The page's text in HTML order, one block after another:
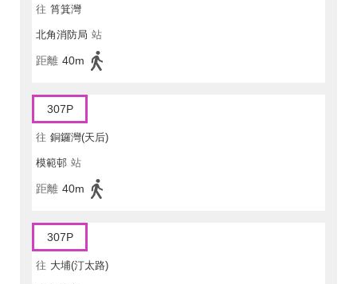
往 筲箕灣
北角消防局 站
距離 40m
307P
往 銅鑼灣(天后)
模範邨 站
距離 40m
307P
往 大埔(汀太路)